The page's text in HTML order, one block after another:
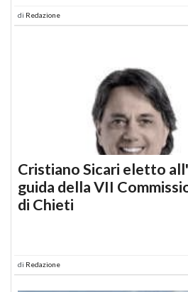
di Redazione
Cristiano Sicari eletto
guida della VII
di Chieti
di Redazione